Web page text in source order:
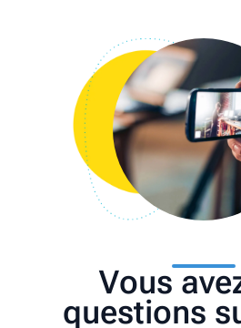
Vous
questions